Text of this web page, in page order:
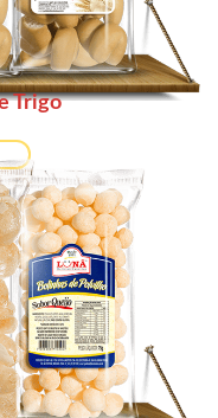
Trigo